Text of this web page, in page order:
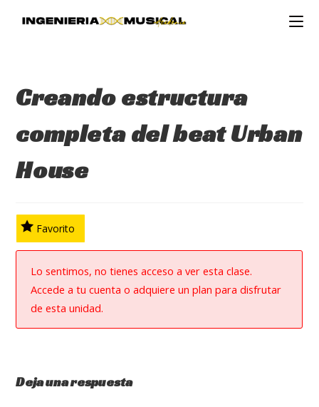
Creando estructura
completa del beat Urban
House
Favorito
Lo sentimos, no tienes acceso a ver esta clase.
Accede a tu cuenta o adquiere un plan para disfrutar
de esta unidad.
Deja una respuesta